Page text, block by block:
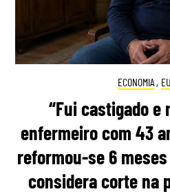
ECONOMIA ,
“Fui castigado e
enfermeiro com 43
reformou-se 6
considera corte na